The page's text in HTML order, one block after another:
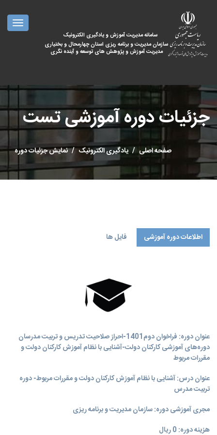
سامانه مدیریت آموزش و یادگیری الکترونیک
سازمان مدیریت و برنامه ریزی استان چهارمحال و بختیاری
مدیریت آموزش و پژوهش های توسعه و آینده نگری
جزئیات دوره آموزشی تست
صفحه اصلی یادگیری الکترونیک نمایش جزئیات دوره
اطلاعات دوره آموزشی فایل ها
عنوان دوره: فراخوان دوم1401-احراز صلاحیت تدریس و تربیت مدرسان
دوره‌های آموزشی کارکنان دولت-آشنایی با نظام آموزش کارکنان دولت و
مقررات مربوط
عنوان درس: آشنایی با نظام آموزش کارکنان دولت و مقررات مربوط- دوره
تربیت مدرس
مجری آموزشی دوره: سازمان مدیریت و برنامه‌ ریزی
هزینه دوره: 0 ریال